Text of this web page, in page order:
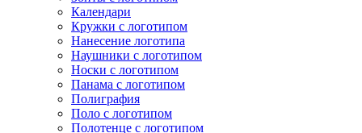
Календари
Кружки с логотипом
Нанесение логотипа
Наушники с логотипом
Носки с логотипом
Панама с логотипом
Полиграфия
Поло с логотипом
Полотенце с логотипом